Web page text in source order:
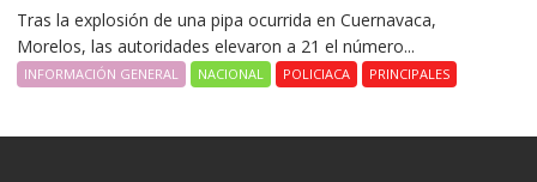
Tras la explosión de una pipa ocurrida en Cuernavaca,
Morelos, las autoridades elevaron a 21 el número...
INFORMACIÓN GENERAL NACIONAL POLICIACA PRINCIPALES